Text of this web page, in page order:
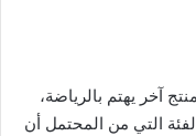
آخر يهتم بالرياضة،
التي من المحتمل أن